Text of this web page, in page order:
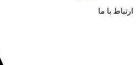
ارتباط با ما